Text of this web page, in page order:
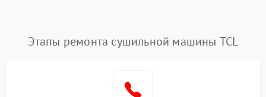
Этапы ремонта сушильной машины TCL